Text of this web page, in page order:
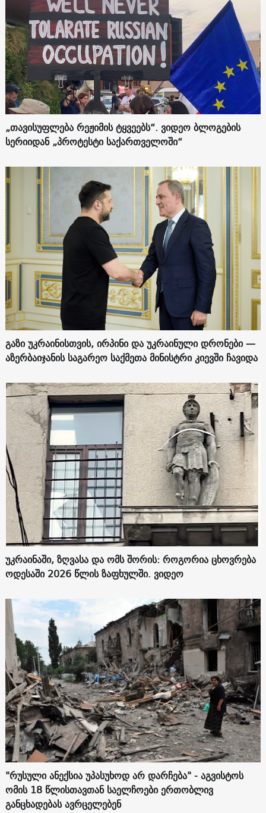
„თავისუფლება რეჟიმის ტყვეებს“. ვიდეო ბლოგების
სერიიდან „პროტესტი საქართველოში“
გაზი უკრაინისთვის, ირპინი და უკრაინული დრონები —
აზერბაიჯანის საგარეო საქმეთა მინისტრი კიევში ჩავიდა
უკრაინაში, ზღვასა და ომს შორის: როგორია ცხოვრება
ოდესაში 2026 წლის ზაფხულში. ვიდეო
"რუსული ანექსია უპასუხოდ არ დარჩება" - აგვისტოს
ომის 18 წლისთავთან საელჩოები ერთობლივ
განცხადებას ავრცელებენ